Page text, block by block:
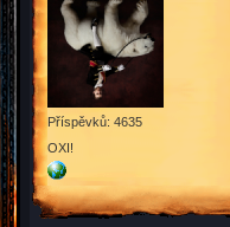
Příspěvků: 4635
OXI!